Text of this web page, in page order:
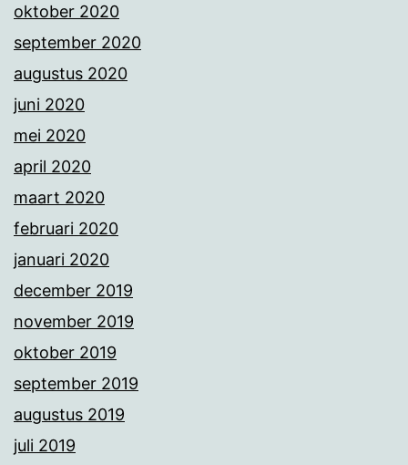
oktober 2020
september 2020
augustus 2020
juni 2020
mei 2020
april 2020
maart 2020
februari 2020
januari 2020
december 2019
november 2019
oktober 2019
september 2019
augustus 2019
juli 2019